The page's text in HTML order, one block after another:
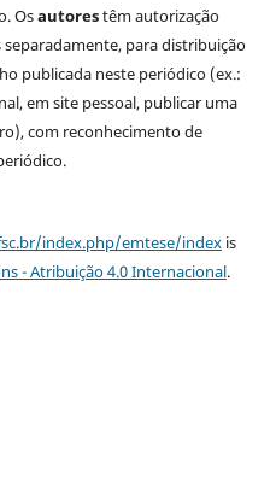
Osautorestêm autorização
para distribuição
publicada neste periódico (ex.:
em site pessoal, publicar uma
com reconhecimento de
index.php/emtese/indexis
- Atribuição 4.0 Internacional.